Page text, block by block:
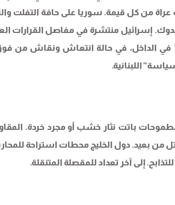
من كل قيمة. سوريا على حافة التفلت
إسرائيل منتشرة في مفاصل القرارات
في الداخل، في حالة انتعاش ونقاش من
اللبنانية.
الطموحات باتت نثار خشب أو مجرد خردة.
من بعيد. دول الخليج محطات استراحة
إلى آخر تعداد للمقصلة المتنقلة.